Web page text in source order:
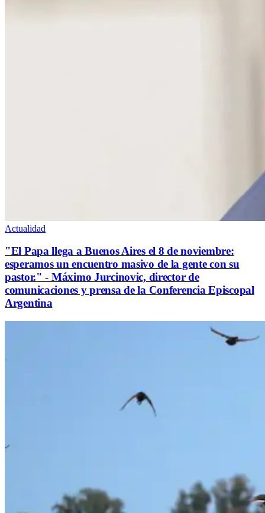
Actualidad
"El Papa llega a Buenos Aires el 8 de noviembre:
esperamos un encuentro masivo de la gente con su
pastor." - Máximo Jurcinovic, director de
comunicaciones y prensa de la Conferencia Episcopal
Argentina